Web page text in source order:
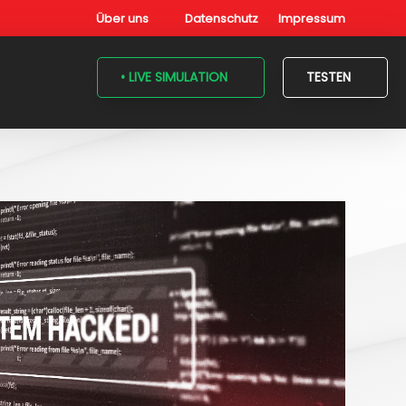
Über uns Datenschutz Impressum
• LIVE SIMULATION TESTEN